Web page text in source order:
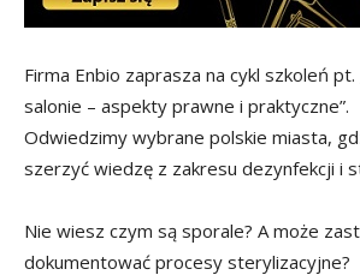
Firma Enbio zaprasza na cykl szkoleń
salonie – aspekty prawne i praktyczne”.
Odwiedzimy wybrane polskie miasta,
szerzyć wiedzę z zakresu dezynfekcji i
Nie wiesz czym są sporale? A może
dokumentować procesy sterylizacyjne?